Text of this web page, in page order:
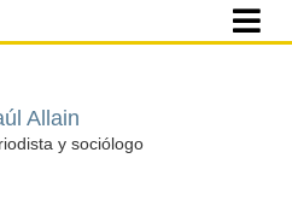
Allain
y sociólogo